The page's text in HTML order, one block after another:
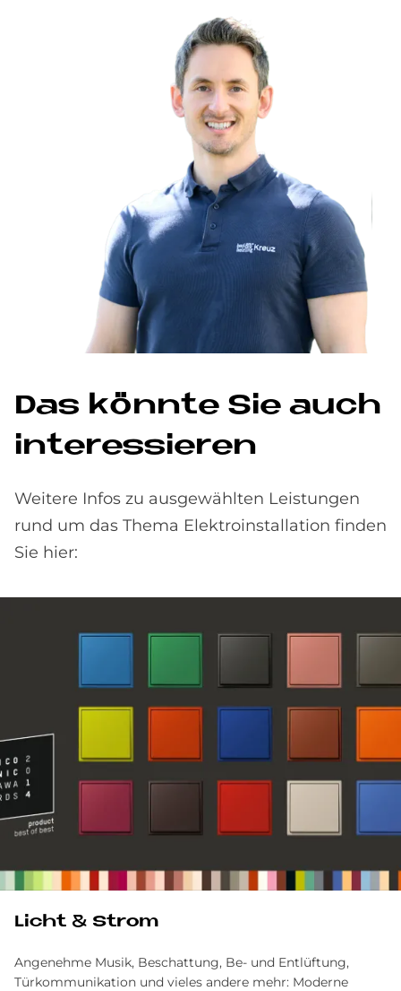
Das könnte Sie auch
interessieren
Weitere Infos zu ausgewählten Leistungen
rund um das Thema Elektroinstallation finden
Sie hier:
Licht & Strom
Angenehme Musik, Beschattung, Be- und Entlüftung,
Türkommunikation und vieles andere mehr: Moderne